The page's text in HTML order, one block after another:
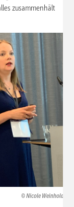
zusammenhält
Nicole Weinhold